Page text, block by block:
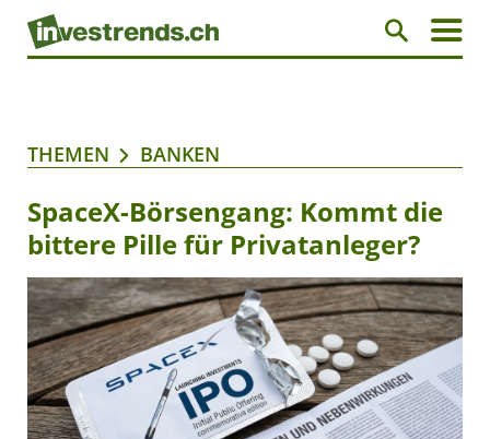
THEMEN BANKEN
SpaceX-Börsengang: Kommt die
bittere Pille für Privatanleger?